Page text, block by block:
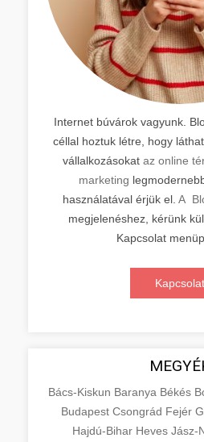
Internet búvárok vagyunk.
céllal hoztuk létre, hogy
vállalkozásokat az online
marketing
használatával érjük el. A
megjelenéshez, kérünk
Kapcsolat
Kapcsolat
Bács-Kiskun Baranya Békés
Budapest Csongrád Fejér
Hajdú-Bihar Heves Jász-